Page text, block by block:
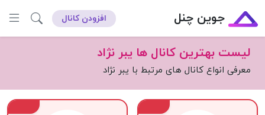
جوین چنل افزودن کانال
لیست بهترین کانال ها یبر نژاد
معرفی انواع کانال های مرتبط با یبر نژاد